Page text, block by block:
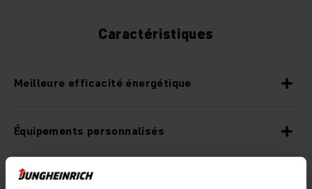
Caractéristiques
Meilleure efficacité énergétique
Équipements personnalisés
Disponible avec la technologie lithium-ion